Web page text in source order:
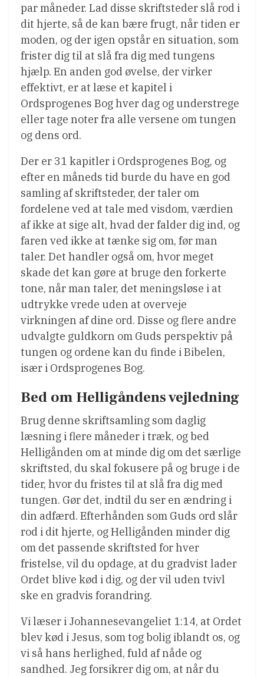
par måneder. Lad disse skriftsteder slå rod i
dit hjerte, så de kan bære frugt, når tiden er
moden, og der igen opstår en situation, som
frister dig til at slå fra dig med tungens
hjælp. En anden god øvelse, der virker
effektivt, er at læse et kapitel i
Ordsprogenes Bog hver dag og understrege
eller tage noter fra alle versene om tungen
og dens ord.
Der er 31 kapitler i Ordsprogenes Bog, og
efter en måneds tid burde du have en god
samling af skriftsteder, der taler om
fordelene ved at tale med visdom, værdien
af ​​ikke at sige alt, hvad der falder dig ind, og
faren ved ikke at tænke sig om, før man
taler. Det handler også om, hvor meget
skade det kan gøre at bruge den forkerte
tone, når man taler, det meningsløse i at
udtrykke vrede uden at overveje
virkningen af ​​dine ord. Disse og flere andre
udvalgte guldkorn om Guds perspektiv på
tungen og ordene kan du finde i Bibelen,
især i Ordsprogenes Bog.
Bed om Helligåndens vejledning
Brug denne skriftsamling som daglig
læsning i flere måneder i træk, og bed
Helligånden om at minde dig om det særlige
skriftsted, du skal fokusere på og bruge i de
tider, hvor du fristes til at slå fra dig med
tungen. Gør det, indtil du ser en ændring i
din adfærd. Efterhånden som Guds ord slår
rod i dit hjerte, og Helligånden minder dig
om det passende skriftsted for hver
fristelse, vil du opdage, at du gradvist lader
Ordet blive kød i dig, og der vil uden tvivl
ske en gradvis forandring.
Vi læser i Johannesevangeliet 1:14, at Ordet
blev kød i Jesus, som tog bolig iblandt os, og
vi så hans herlighed, fuld af nåde og
sandhed. Jeg forsikrer dig om, at når du